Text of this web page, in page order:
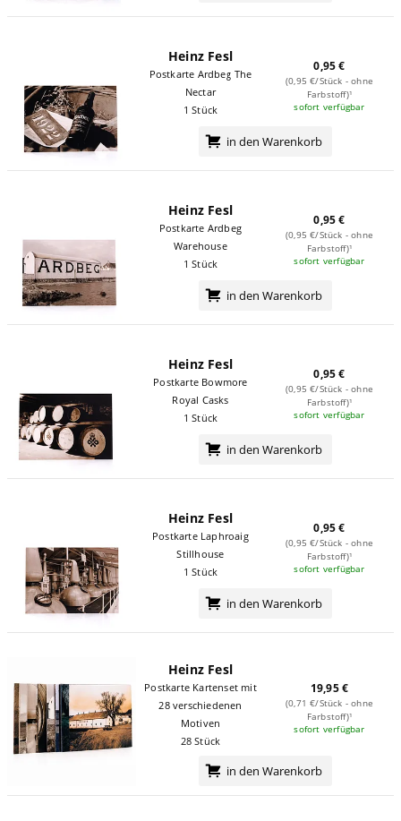
Heinz Fesl
Postkarte Ardbeg The
Nectar
1 Stück
0,95 €
(0,95 €/Stück - ohne
Farbstoff)¹
sofort verfügbar
in den Warenkorb
Heinz Fesl
Postkarte Ardbeg
Warehouse
1 Stück
0,95 €
(0,95 €/Stück - ohne
Farbstoff)¹
sofort verfügbar
in den Warenkorb
Heinz Fesl
Postkarte Bowmore
Royal Casks
1 Stück
0,95 €
(0,95 €/Stück - ohne
Farbstoff)¹
sofort verfügbar
in den Warenkorb
Heinz Fesl
Postkarte Laphroaig
Stillhouse
1 Stück
0,95 €
(0,95 €/Stück - ohne
Farbstoff)¹
sofort verfügbar
in den Warenkorb
Heinz Fesl
Postkarte Kartenset mit
28 verschiedenen
Motiven
28 Stück
19,95 €
(0,71 €/Stück - ohne
Farbstoff)¹
sofort verfügbar
in den Warenkorb